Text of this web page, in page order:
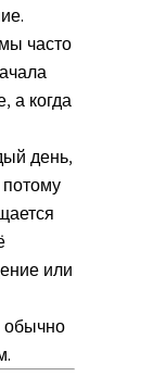
часто
а когда
день,
или
обычно